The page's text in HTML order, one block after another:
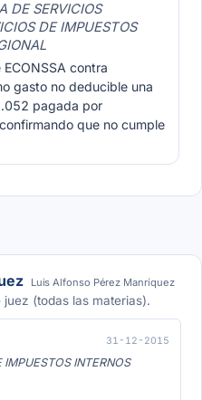
DE SERVICIOS
DE IMPUESTOS
contra
gasto no deducible una
pagada por
que no cumple
Luis Alfonso Pérez Manríquez
(todas las materias).
31-12-2015
IMPUESTOS INTERNOS